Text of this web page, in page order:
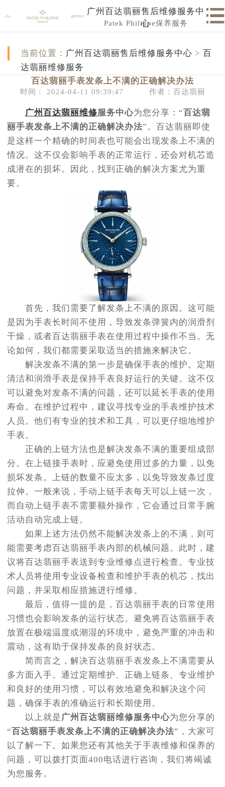
广州百达翡丽售后维修服务中
心
Patek Philippe保养服务
当前位置： 广州百达翡丽售后维修服务中心 > 百
达翡丽维修服务
百达翡丽手表发条上不满的正确解决办法
时间： 2024-04-11 09:39:47 作者：百达翡丽
广州百达翡丽维修服务中心为您分享：“百达翡
丽手表发条上不满的正确解决办法”。百达翡丽即使
是这样一个精确的时间表也可能会出现发条上不满的
情况。这不仅会影响手表的正常运行，还会对机芯造
成潜在的损坏。因此，找到正确的解决方案尤为重
要。
首先，我们需要了解发条上不满的原因。这可能
是因为手表长时间不使用，导致发条弹簧内的润滑剂
干燥，或者百达翡丽手表在使用过程中操作不当。无
论如何，我们都需要采取适当的措施来解决它。
解决发条不满的第一步是确保手表的维护。定期
清洁和润滑手表是保持手表良好运行的关键。这不仅
可以避免对发条不满的问题，还可以延长手表的使用
寿命。在维护过程中，建议寻找专业的手表维护技术
人员。他们有专业的技术和工具，可以更仔细地维护
手表。
正确的上链方法也是解决发条不满的重要组成部
分。在上链接手表时，应避免使用过多的力量，以免
损坏发条。上链的数量不应太多，以免导致发条过度
拉伸。一般来说，手动上链手表每天可以上链一次，
而自动上链手表不需要额外操作，它会通过日常手腕
活动自动完成上链。
如果上述方法仍然不能解决发条上的不满，则可
能需要考虑百达翡丽手表内部的机械问题。此时，建
议将百达翡丽手表送到专业维修点进行检查。专业技
术人员将使用专业设备检查和维护手表的机芯，找出
问题，并采取相应措施进行维修。
最后，值得一提的是，百达翡丽手表的日常使用
习惯也会影响发条的运行状态。避免将百达翡丽手表
放置在极端温度或潮湿的环境中，避免严重的冲击和
震动，这有助于保持发条的良好状态。
简而言之，解决百达翡丽手表发条上不满需要从
多方面入手。通过定期维护、正确上链条、专业维护
和良好的使用习惯，可以有效地避免和解决这个问
题，确保手表的准确运行和长期使用。
以上就是 广州百达翡丽维修服务中心为您分享的
“百达翡丽手表发条上不满的正确解决办法”，大家可
以了解一下。如果您还有其他关于手表维修和保养的
问题，可以拨打页面400电话进行咨询，我们将竭诚
为您服务。